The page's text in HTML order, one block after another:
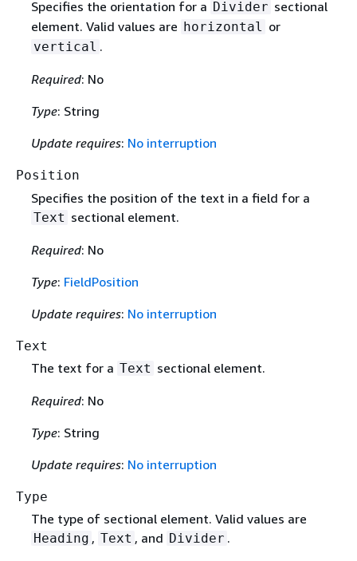
Specifies the orientation for a Divider sectional
element. Valid values are horizontal or
vertical .
Required: No
Type: String
Update requires: No interruption
Position
Specifies the position of the text in a field for a
Text sectional element.
Required: No
Type: FieldPosition
Update requires: No interruption
Text
The text for a Text sectional element.
Required: No
Type: String
Update requires: No interruption
Type
The type of sectional element. Valid values are
Heading , Text , and Divider .